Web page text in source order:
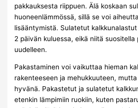
pakkauksesta riippuen. Älä koskaan
huoneenlämmössä, sillä se voi
lisääntymistä. Sulatetut
2 päivän kuluessa, eikä niitä
uudelleen.
Pakastaminen voi vaikuttaa hieman
rakenteeseen ja mehukkuuteen,
hyvänä. Pakastetut ja sulatetut
etenkin lämpimiin ruokiin, kuten